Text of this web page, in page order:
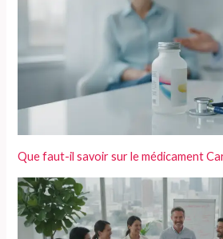
Que faut-il savoir sur le médicament